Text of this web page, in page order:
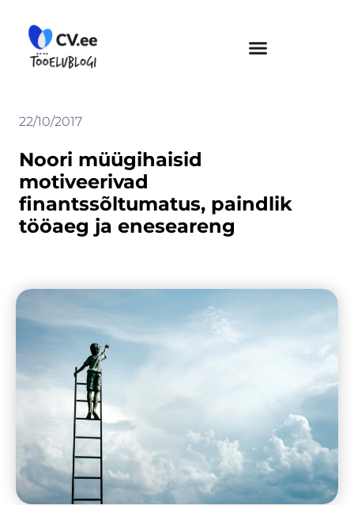
content
22/10/2017
Noori müügihaisid
motiveerivad
finantssõltumatus, paindlik
tööaeg ja eneseareng